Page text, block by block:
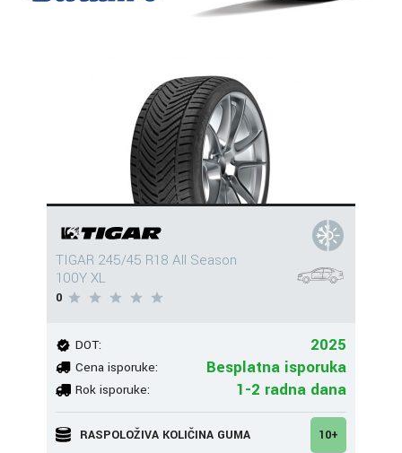
TIGAR 245/45 R18 All Season
100Y XL
0
DOT: 2025
Cena isporuke: Besplatna isporuka
Rok isporuke: 1-2 radna dana
RASPOLOŽIVA KOLIČINA GUMA 10+